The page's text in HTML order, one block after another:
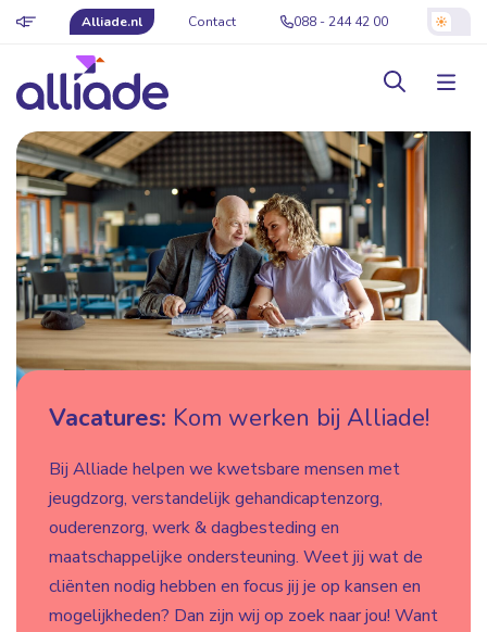
Alliade.nl Contact 088 - 244 42 00
Vacatures: Kom werken bij Alliade!
Bij Alliade helpen we kwetsbare mensen met
jeugdzorg, verstandelijk gehandicaptenzorg,
ouderenzorg, werk & dagbesteding en
maatschappelijke ondersteuning. Weet jij wat de
cliënten nodig hebben en focus jij je op kansen en
mogelijkheden? Dan zijn wij op zoek naar jou! Want